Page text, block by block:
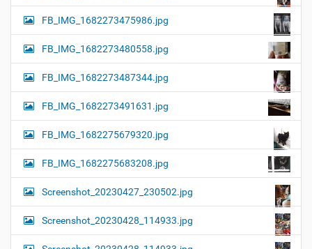
FB_IMG_1682273475986.jpg
FB_IMG_1682273480558.jpg
FB_IMG_1682273487344.jpg
FB_IMG_1682273491631.jpg
FB_IMG_1682275679320.jpg
FB_IMG_1682275683208.jpg
Screenshot_20230427_230502.jpg
Screenshot_20230428_114933.jpg